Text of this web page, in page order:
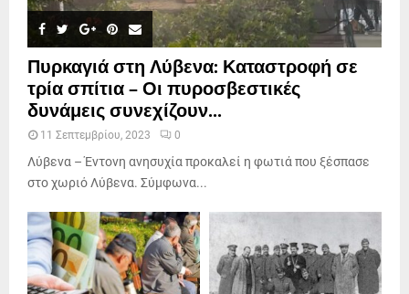
Πυρκαγιά στη Λύβενα: Καταστροφή σε
τρία σπίτια – Οι πυροσβεστικές
δυνάμεις συνεχίζουν...
11 Σεπτεμβρίου, 2023 0
Λύβενα – Έντονη ανησυχία προκαλεί η φωτιά που ξέσπασε
στο χωριό Λύβενα. Σύμφωνα...